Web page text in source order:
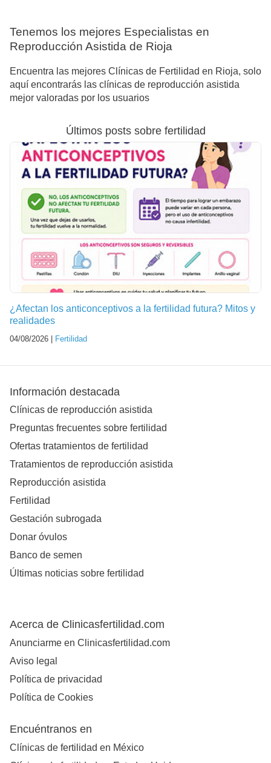
Tenemos los mejores Especialistas en
Reproducción Asistida de Rioja
Encuentra las mejores Clínicas de Fertilidad en Rioja, solo
aquí encontrarás las clínicas de reproducción asistida
mejor valoradas por los usuarios
Últimos posts sobre fertilidad
¿Afectan los anticonceptivos a la fertilidad futura? Mitos y
realidades
04/08/2026 | Fertilidad
Información destacada
Clínicas de reproducción asistida
Preguntas frecuentes sobre fertilidad
Ofertas tratamientos de fertilidad
Tratamientos de reproducción asistida
Reproducción asistida
Fertilidad
Gestación subrogada
Donar óvulos
Banco de semen
Últimas noticias sobre fertilidad
Acerca de Clinicasfertilidad.com
Anunciarme en Clinicasfertilidad.com
Aviso legal
Política de privacidad
Política de Cookies
Encuéntranos en
Clínicas de fertilidad en México